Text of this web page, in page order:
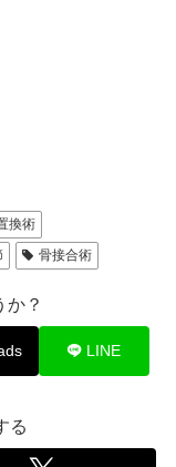
換術
骨接合術
か？
LINE
る